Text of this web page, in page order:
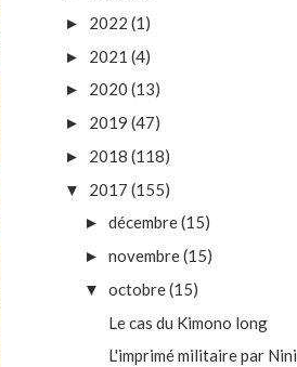
► 2022 (1)
► 2021 (4)
► 2020 (13)
► 2019 (47)
► 2018 (118)
▼ 2017 (155)
► décembre(15)
► novembre(15)
▼ octobre(15)
Le cas du Kimono long
L'imprimé militaire par Nini